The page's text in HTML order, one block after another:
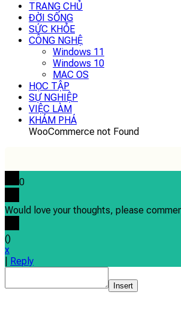
TRANG CHỦ
ĐỜI SỐNG
SỨC KHỎE
CÔNG NGHỆ
Windows 11
Windows 10
MAC OS
HỌC TẬP
SỰ NGHIỆP
VIỆC LÀM
KHÁM PHÁ
WooCommerce not Found
0
Would love your thoughts, please
()
x
Reply
Insert